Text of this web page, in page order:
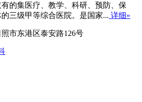
的集医疗、教学、科研、预防、保
三级甲等综合医院。是国家... 详细»
市东港区泰安路126号